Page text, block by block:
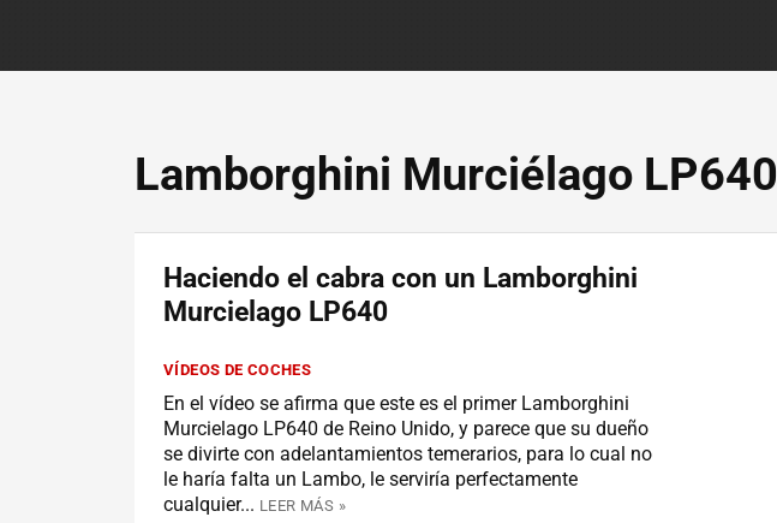
Lamborghini Murciélago LP640
Haciendo el cabra con un Lamborghini
Murcielago LP640
VÍDEOS DE COCHES
En el vídeo se afirma que este es el primer Lamborghini
Murcielago LP640 de Reino Unido, y parece que su dueño
se divirte con adelantamientos temerarios, para lo cual no
le haría falta un Lambo, le serviría perfectamente
cualquier... LEER MÁS »